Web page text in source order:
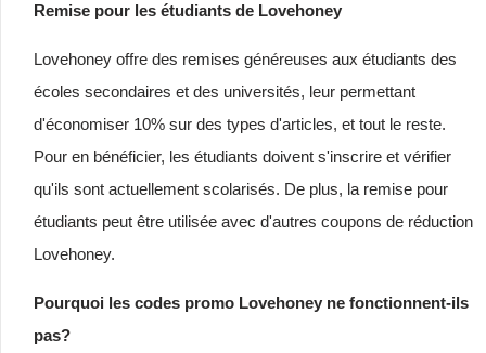
Remise pour les étudiants de Lovehoney
Lovehoney offre des remises généreuses aux étudiants des
écoles secondaires et des universités, leur permettant
d'économiser 10% sur des types d'articles, et tout le reste.
Pour en bénéficier, les étudiants doivent s'inscrire et vérifier
qu'ils sont actuellement scolarisés. De plus, la remise pour
étudiants peut être utilisée avec d'autres coupons de réduction
Lovehoney.
Pourquoi les codes promo Lovehoney ne fonctionnent-ils
pas?